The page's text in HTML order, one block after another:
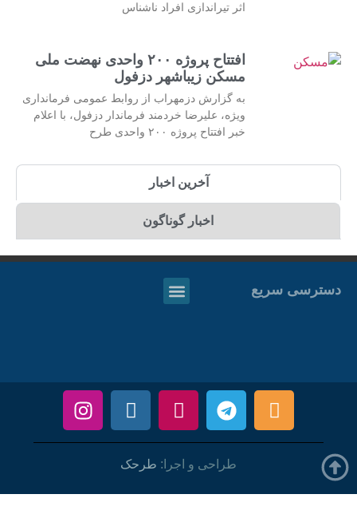
اثر تیراندازی افراد ناشناس
افتتاح پروژه ۲۰۰ واحدی نهضت ملی
مسکن زیباشهر دزفول
به گزارش دزمهراب از روابط عمومی فرمانداری
ویژه، علیرضا خردمند فرماندار دزفول، با اعلام
خبر افتتاح پروژه ۲۰۰ واحدی طرح
آخرین اخبار
اخبار گوناگون
دسترسی سریع
طراحی و اجرا: طرحک